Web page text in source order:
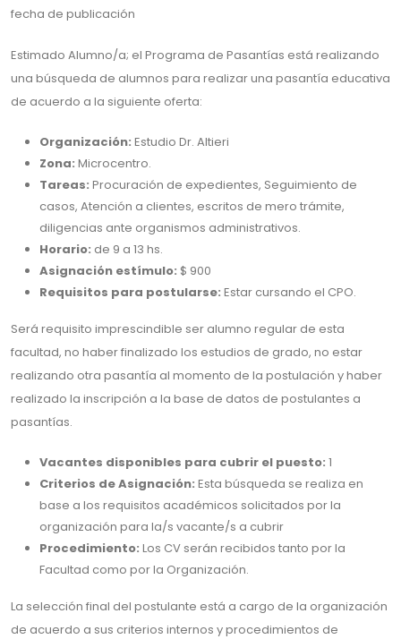
fecha de publicación
Estimado Alumno/a; el Programa de Pasantías está realizando
una búsqueda de alumnos para realizar una pasantía educativa
de acuerdo a la siguiente oferta:
Organización: Estudio Dr. Altieri
Zona: Microcentro.
Tareas: Procuración de expedientes, Seguimiento de
casos, Atención a clientes, escritos de mero trámite,
diligencias ante organismos administrativos.
Horario: de 9 a 13 hs.
Asignación estímulo: $ 900
Requisitos para postularse: Estar cursando el CPO.
Será requisito imprescindible ser alumno regular de esta
facultad, no haber finalizado los estudios de grado, no estar
realizando otra pasantía al momento de la postulación y haber
realizado la inscripción a la base de datos de postulantes a
pasantías.
Vacantes disponibles para cubrir el puesto: 1
Criterios de Asignación: Esta búsqueda se realiza en
base a los requisitos académicos solicitados por la
organización para la/s vacante/s a cubrir
Procedimiento: Los CV serán recibidos tanto por la
Facultad como por la Organización.
La selección final del postulante está a cargo de la organización
de acuerdo a sus criterios internos y procedimientos de